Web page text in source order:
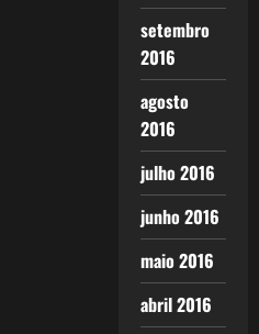
setembro
2016
agosto
2016
julho 2016
junho 2016
maio 2016
abril 2016